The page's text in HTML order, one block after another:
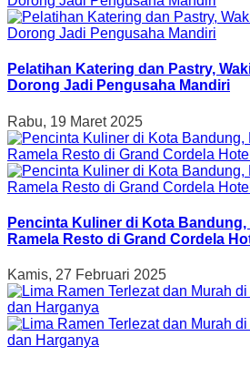
Pelatihan Katering dan Pastry,
Dorong Jadi Pengusaha Mandiri
Rabu, 19 Maret 2025
Pencinta Kuliner di Kota
Ramela Resto di Grand Cordela
Kamis, 27 Februari 2025